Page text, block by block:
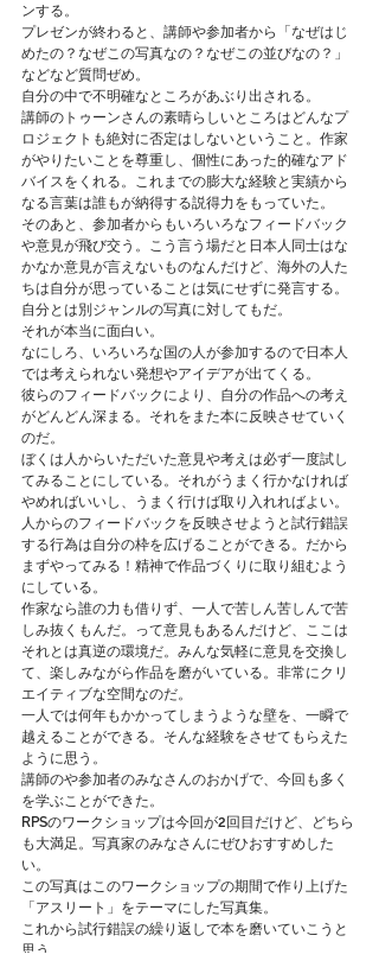
ンする。
プレゼンが終わると、講師や参加者から「なぜはじ
めたの？なぜこの写真なの？なぜこの並びなの？」
などなど質問ぜめ。
自分の中で不明確なところがあぶり出される。
講師のトゥーンさんの素晴らしいところはどんなプ
ロジェクトも絶対に否定はしないということ。作家
がやりたいことを尊重し、個性にあった的確なアド
バイスをくれる。これまでの膨大な経験と実績から
なる言葉は誰もが納得する説得力をもっていた。
そのあと、参加者からもいろいろなフィードバック
や意見が飛び交う。こう言う場だと日本人同士はな
かなか意見が言えないものなんだけど、海外の人た
ちは自分が思っていることは気にせずに発言する。
自分とは別ジャンルの写真に対してもだ。
それが本当に面白い。
なにしろ、いろいろな国の人が参加するので日本人
では考えられない発想やアイデアが出てくる。
彼らのフィードバックにより、自分の作品への考え
がどんどん深まる。それをまた本に反映させていく
のだ。
ぼくは人からいただいた意見や考えは必ず一度試し
てみることにしている。それがうまく行かなければ
やめればいいし、うまく行けば取り入れればよい。
人からのフィードバックを反映させようと試行錯誤
する行為は自分の枠を広げることができる。だから
まずやってみる！精神で作品づくりに取り組むよう
にしている。
作家なら誰の力も借りず、一人で苦しん苦しんで苦
しみ抜くもんだ。って意見もあるんだけど、ここは
それとは真逆の環境だ。みんな気軽に意見を交換し
て、楽しみながら作品を磨がいている。非常にクリ
エイティブな空間なのだ。
一人では何年もかかってしまうような壁を、一瞬で
越えることができる。そんな経験をさせてもらえた
ように思う。
講師のや参加者のみなさんのおかげで、今回も多く
を学ぶことができた。
RPSのワークショップは今回が2回目だけど、どちら
も大満足。写真家のみなさんにぜひおすすめした
い。
この写真はこのワークショップの期間で作り上げた
「アスリート」をテーマにした写真集。
これから試行錯誤の繰り返しで本を磨いていこうと
思う。